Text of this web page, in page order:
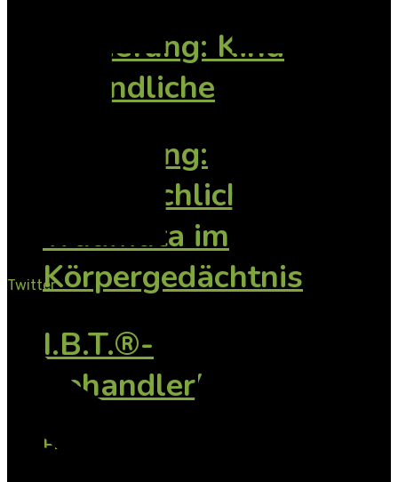
Vertiefung: Kind
Jugendliche
Vertiefung:
Vorsprachliche
Traumata im
Körpergedächtnis
I.B.T.®-
BehandlerInnen
EMDR
Twitter